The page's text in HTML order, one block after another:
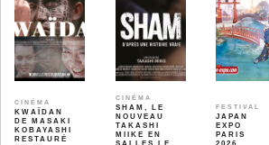
CINÉMA
KWAÏDAN
DE MASAKI
KOBAYASHI
RESTAURÉ
CINÉMA
SHAM, LE
NOUVEAU
TAKASHI
MIIKE EN
FESTIVAL
JAPAN
EXPO
PARIS